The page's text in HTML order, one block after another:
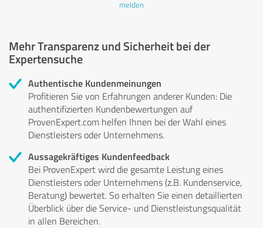
melden
Mehr Transparenz und Sicherheit bei der
Expertensuche
Authentische Kundenmeinungen
Profitieren Sie von Erfahrungen anderer Kunden: Die
authentifizierten Kundenbewertungen auf
ProvenExpert.com helfen Ihnen bei der Wahl eines
Dienstleisters oder Unternehmens.
Aussagekräftiges Kundenfeedback
Bei ProvenExpert wird die gesamte Leistung eines
Dienstleisters oder Unternehmens (z.B. Kundenservice,
Beratung) bewertet. So erhalten Sie einen detaillierten
Überblick über die Service- und Dienstleistungsqualität
in allen Bereichen.